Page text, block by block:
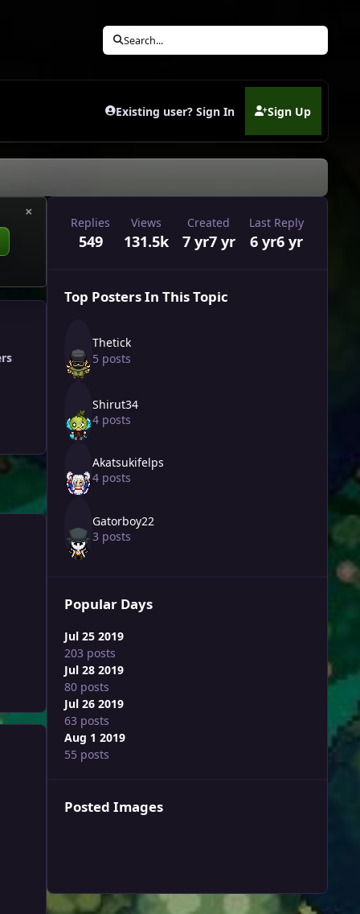
Search...
Existing user? Sign In Sign Up
(opens in new tab)
×
Replies
549
Views
131.5k
Created
7 yr7 yr
Last Reply
6 yr6 yr
Top Posters In This Topic
Thetick
5 posts
Shirut34
4 posts
Akatsukifelps
4 posts
Gatorboy22
3 posts
Popular Days
Jul 25 2019
203 posts
Jul 28 2019
80 posts
Jul 26 2019
63 posts
Aug 1 2019
55 posts
Posted Images